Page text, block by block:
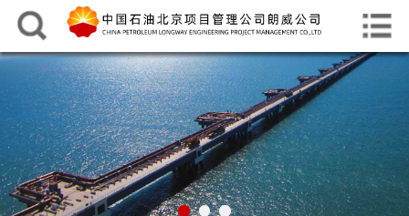
中文 English
网站首页
关于我们
企业动态
专业服务